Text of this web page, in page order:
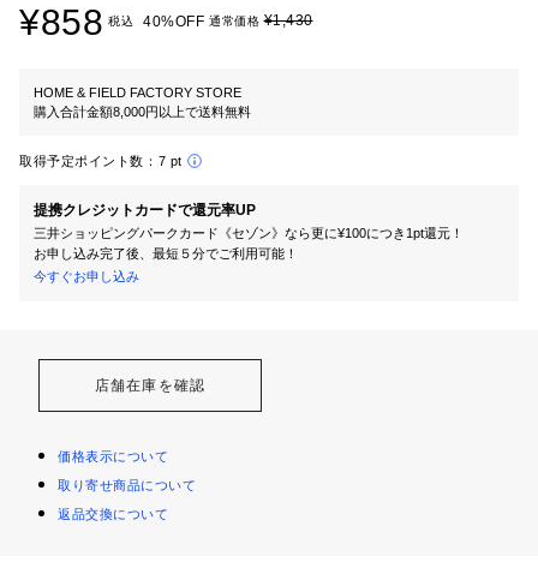
¥858 税込 40%OFF 通常価格¥1,430
HOME & FIELD FACTORY STORE
購入合計金額8,000円以上で送料無料
取得予定ポイント数： 7 pt
提携クレジットカードで還元率UP
三井ショッピングパークカード《セゾン》なら更に¥100につき1pt還元！
お申し込み完了後、最短５分でご利用可能！
今すぐお申し込み
店舗在庫を確認
価格表示について
取り寄せ商品について
返品交換について